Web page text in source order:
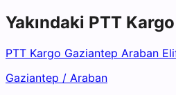
Yakındaki PTT Kargo
PTT Kargo Gaziantep Araban
Gaziantep / Araban